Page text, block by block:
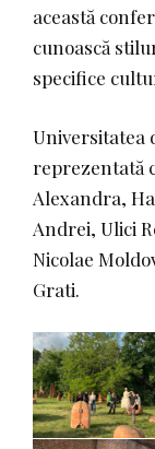
această
cunoască
specifice
Universitatea
reprezentată
Alexandra,
Andrei, Ulici
Nicolae
Grati.